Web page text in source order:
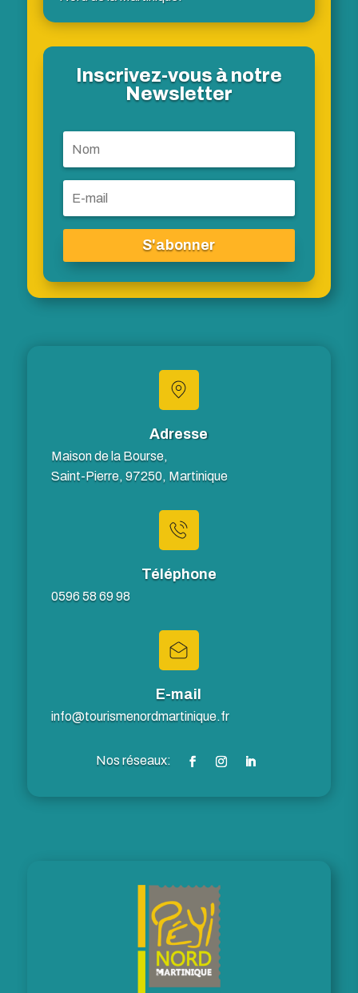
Inscrivez-vous à notre
Newsletter
S'abonner
Adresse
Maison de la Bourse,
Saint-Pierre, 97250, Martinique
Téléphone
0596 58 69 98
E-mail
info@tourismenordmartinique.fr